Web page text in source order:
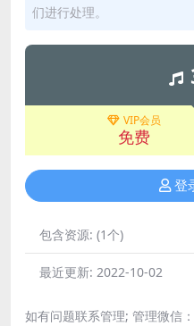
们进行处理。
VIP会员
免费
登
包含资源: (1个)
最近更新: 2022-10-02
如有问题联系管理; 管理微信